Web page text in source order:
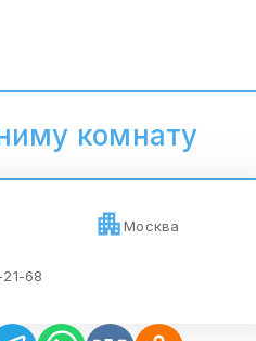
комнату
Москва
68